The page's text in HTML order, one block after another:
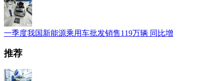
一季度我国新能源乘用车批发销售119万辆 同比增
推荐